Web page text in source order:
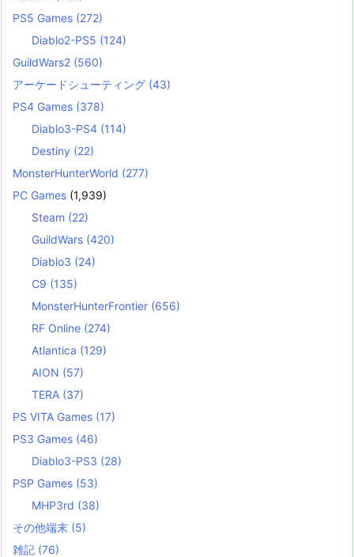
PS5 Games (272)
Diablo2-PS5 (124)
GuildWars2 (560)
アーケードシューティング (43)
PS4 Games (378)
Diablo3-PS4 (114)
Destiny (22)
MonsterHunterWorld (277)
PC Games (1,939)
Steam (22)
GuildWars (420)
Diablo3 (24)
C9 (135)
MonsterHunterFrontier (656)
RF Online (274)
Atlantica (129)
AION (57)
TERA (37)
PS VITA Games (17)
PS3 Games (46)
Diablo3-PS3 (28)
PSP Games (53)
MHP3rd (38)
その他端末 (5)
雑記 (76)